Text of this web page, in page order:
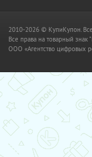
2010-2026 © КупиКупон.
Все права на товарный
OOO «Агентство